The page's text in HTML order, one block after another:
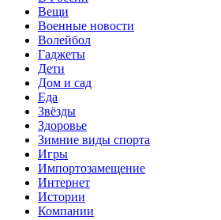
Вещи
Военные новости
Волейбол
Гаджеты
Дети
Дом и сад
Еда
Звёзды
Здоровье
Зимние виды спорта
Игры
Импортозамещение
Интернет
Истории
Компании